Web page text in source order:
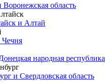
область
и Алтай
народная республика
и Свердловская область